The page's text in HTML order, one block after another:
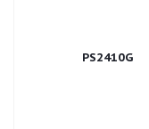
PS2410G